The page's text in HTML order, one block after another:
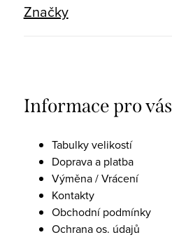
Značky
Informace pro vás
Tabulky velikostí
Doprava a platba
Výměna / Vrácení
Kontakty
Obchodní podmínky
Ochrana os. údajů